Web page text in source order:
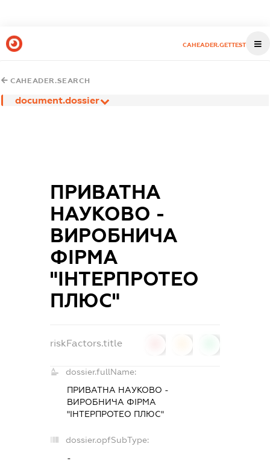
CAHEADER.GETTEST
CAHEADER.SEARCH
document.dossier
ПРИВАТНА
НАУКОВО -
ВИРОБНИЧА
ФІРМА
"ІНТЕРПРОТЕО
ПЛЮС"
riskFactors.title
dossier.fullName:
ПРИВАТНА НАУКОВО -
ВИРОБНИЧА ФІРМА
"ІНТЕРПРОТЕО ПЛЮС"
dossier.opfSubType:
-